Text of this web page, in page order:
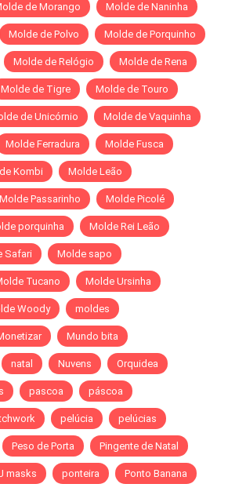
de Morango Molde de Naninha
Molde de Polvo Molde de Porquinho
Molde de Relógio Molde de Rena
Molde de Tigre Molde de Touro
de Unicórnio Molde de Vaquinha
Molde Ferradura Molde Fusca
Kombi Molde Leão
Molde Passarinho Molde Picolé
porquinha Molde Rei Leão
Safari Molde sapo
Tucano Molde Ursinha
Woody moldes
Mundo bita
natal Nuvens Orquidea
pascoa páscoa
pelúcia pelúcias
Peso de Porta Pingente de Natal
masks ponteira Ponto Banana